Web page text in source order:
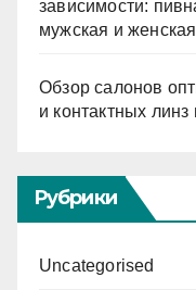
зависимости:
мужская и
Обзор салонов
и контактных линз
Рубрики
Uncategorised